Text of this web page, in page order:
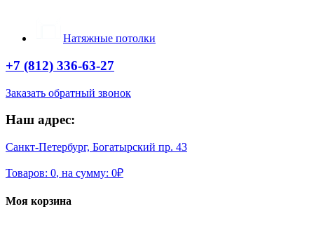
Натяжные потолки
+7 (812) 336-63-27
Заказать обратный звонок
Наш адрес:
Санкт-Петербург, Богатырский пр. 43
Товаров: 0, на сумму: 0₽
Моя корзина